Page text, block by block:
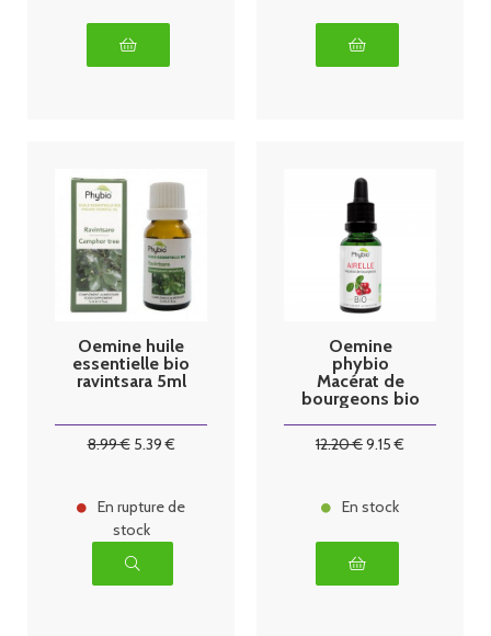
Oemine huile
essentielle bio
ravintsara 5ml
8.99€ 5.39€
En rupture de
stock
Oemine
phybio
Macérat de
bourgeons bio
12.20€9.15 €
En stock